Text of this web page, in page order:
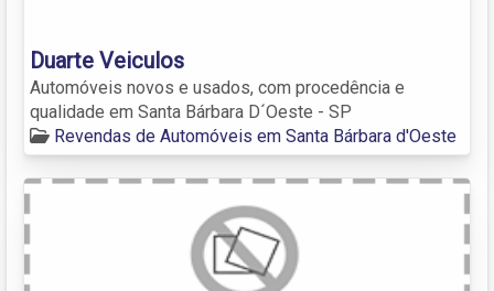
Duarte Veiculos
Automóveis novos e usados, com procedência e
qualidade em Santa Bárbara D´Oeste - SP
Revendas de Automóveis em Santa Bárbara d'Oeste